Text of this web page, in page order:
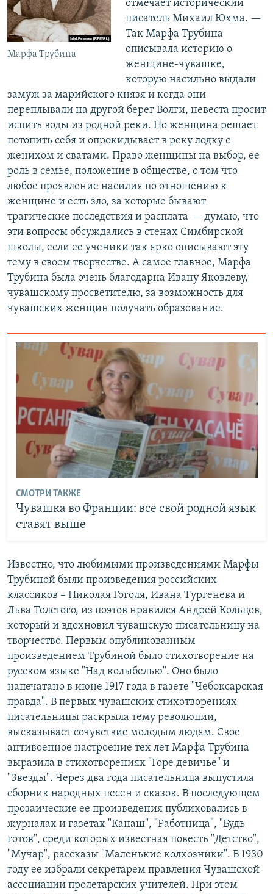
Марфа Трубина
отмечает исторический
писатель Михаил Юхма. —
Так Марфа Трубина
описывала историю о
женщине-чувашке,
которую насильно выдали
замуж за марийского князя и когда они
переплывали на другой берег Волги, невеста просит
испить воды из родной реки. Но женщина решает
потопить себя и опрокидывает в реку лодку с
женихом и сватами. Право женщины на выбор, ее
роль в семье, положение в обществе, о том что
любое проявление насилия по отношению к
женщине и есть зло, за которые бывают
трагические последствия и расплата — думаю, что
эти вопросы обсуждались в стенах Симбирской
школы, если ее ученики так ярко описывают эту
тему в своем творчестве. А самое главное, Марфа
Трубина была очень благодарна Ивану Яковлеву,
чувашскому просветителю, за возможность для
чувашских женщин получать образование.
СМОТРИ ТАКЖЕ
Чувашка во Франции: все свой родной язык
ставят выше
Известно, что любимыми произведениями Марфы
Трубиной были произведения российских
классиков – Николая Гоголя, Ивана Тургенева и
Льва Толстого, из поэтов нравился Андрей Кольцов,
который и вдохновил чувашскую писательницу на
творчество. Первым опубликованным
произведением Трубиной было стихотворение на
русском языке "Над колыбелью". Оно было
напечатано в июне 1917 года в газете "Чебоксарская
правда". В первых чувашских стихотворениях
писательницы раскрыла тему революции,
высказывает сочувствие молодым людям. Свое
антивоенное настроение тех лет Марфа Трубина
выразила в стихотворениях "Горе девичье" и
"Звезды". Через два года писательница выпустила
сборник народных песен и сказок. В последующем
прозаические ее произведения публиковались в
журналах и газетах "Канаш", "Работница", "Будь
готов", среди которых известная повесть "Детство",
"Мучар", рассказы "Маленькие колхозники". В 1930
году ее избрали секретарем правления Чувашской
ассоциации пролетарских учителей. При этом